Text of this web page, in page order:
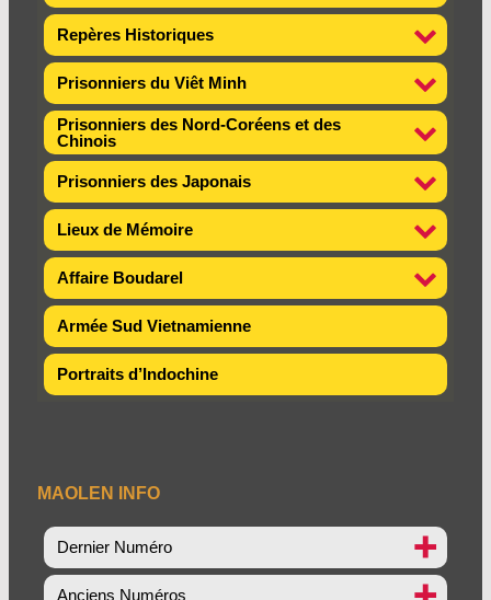
Repères Historiques
Prisonniers du Viêt Minh
Prisonniers des Nord-Coréens et des
Chinois
Prisonniers des Japonais
Lieux de Mémoire
Affaire Boudarel
Armée Sud Vietnamienne
Portraits d’Indochine
MAOLEN INFO
Dernier Numéro
Anciens Numéros